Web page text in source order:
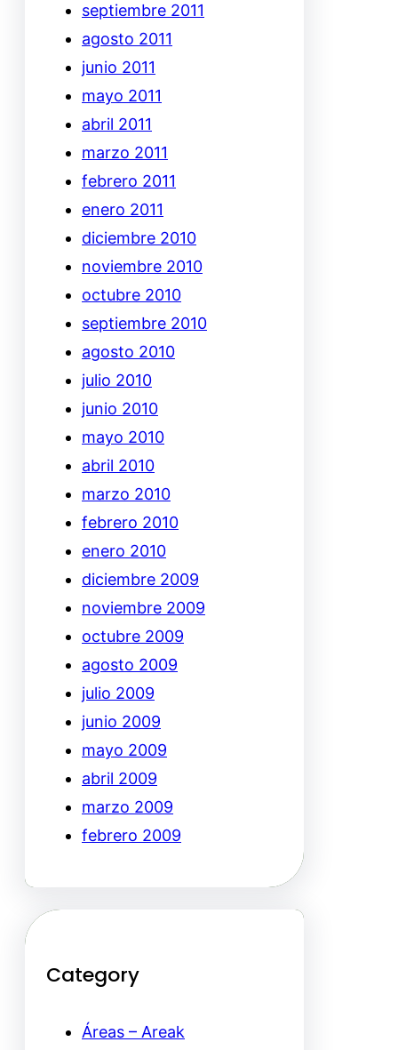
septiembre 2011
agosto 2011
junio 2011
mayo 2011
abril 2011
marzo 2011
febrero 2011
enero 2011
diciembre 2010
noviembre 2010
octubre 2010
septiembre 2010
agosto 2010
julio 2010
junio 2010
mayo 2010
abril 2010
marzo 2010
febrero 2010
enero 2010
diciembre 2009
noviembre 2009
octubre 2009
agosto 2009
julio 2009
junio 2009
mayo 2009
abril 2009
marzo 2009
febrero 2009
Category
Áreas – Areak